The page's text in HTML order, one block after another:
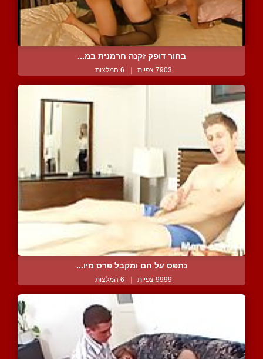
בחור דופק זקנה חרמנית במ...
7903 צפיות | 6 המלצות
נתפס על חם ומקבל פרס מיו...
9999 צפיות | 6 המלצות